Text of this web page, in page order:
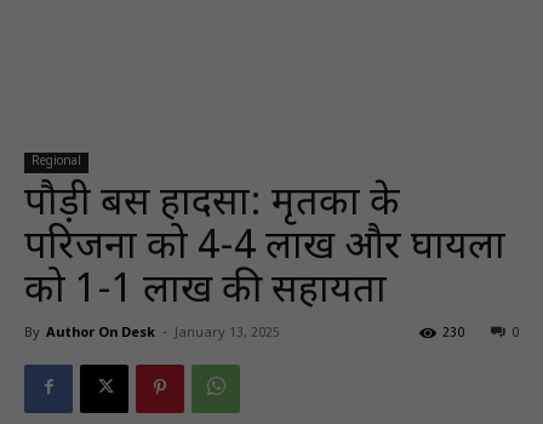
Regional
पौड़ी बस हादसा: मृतकों के
परिजनों को 4-4 लाख और घायलों
को 1-1 लाख की सहायता
By Author On Desk - January 13, 2025 0
230